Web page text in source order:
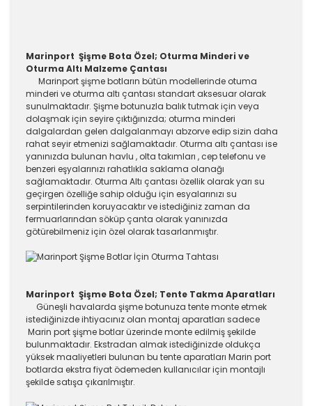
Marinport Şişme Bota Özel; Oturma Minderi ve
Oturma Altı Malzeme Çantası
Marinport şişme botların bütün modellerinde otuma
minderi ve oturma altı çantası standart aksesuar olarak
sunulmaktadır. Şişme botunuzla balık tutmak için veya
dolaşmak için seyire çıktığınızda; oturma minderi
dalgalardan gelen dalgalanmayı abzorve edip sizin daha
rahat seyir etmenizi sağlamaktadır. Oturma altı çantası ise
yanınızda bulunan havlu , olta takımları , cep telefonu ve
benzeri eşyalarınızı rahatlıkla saklama olanağı
sağlamaktadır. Oturma Altı çantası özellik olarak yarı su
geçirgen özelliğe sahip olduğu için esyalarınızı su
serpintilerinden koruyacaktır ve istediğiniz zaman da
fermuarlarından söküp çanta olarak yanınızda
götürebilmeniz için özel olarak tasarlanmıştır.
Marinport Şişme Bota Özel; Tente Takma Aparatları
Güneşli havalarda şişme botunuza tente monte etmek
istediğinizde ihtiyacınız olan montaj aparatları sadece
Marin port şişme botlar üzerinde monte edilmiş şekilde
bulunmaktadır. Ekstradan almak istediğinizde oldukça
yüksek maaliyetleri bulunan bu tente aparatları Marin port
botlarda ekstra fiyat ödemeden kullanıcılar için montajlı
şekilde satışa çıkarılmıştır.